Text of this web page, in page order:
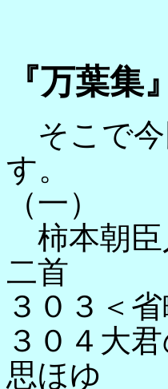
『万葉集
そこで今
す。
（一）
柿本朝臣
二首
３０３＜省
３０４大
思ほゆ